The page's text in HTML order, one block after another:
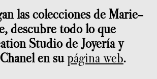
las colecciones de Marie-
descubre todo lo que
Studio de Joyería y
en supágina web.